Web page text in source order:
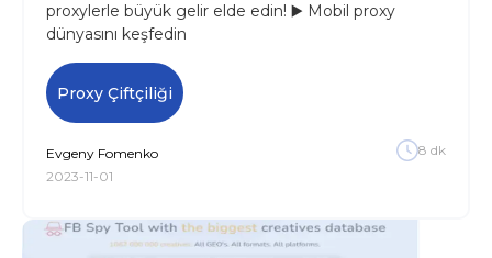
proxylerle büyük gelir elde edin! ▶️ Mobil proxy
dünyasını keşfedin
Proxy Çiftçiliği
Evgeny Fomenko
2023-11-01
8 dk